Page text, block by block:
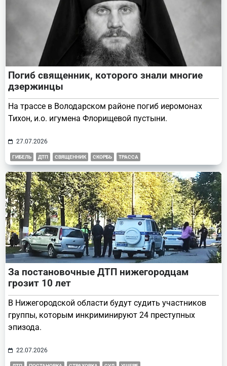
Погиб священник, которого знали многие
дзержинцы
На трассе в Володарском районе погиб иеромонах
Тихон, и.о. игумена Флорищевой пустыни.
27.07.2026
ГИБЕЛЬ ДТП СВЯЩЕННИК СКОРБЬ ТРАССА
За постановочные ДТП нижегородцам
грозит 10 лет
В Нижегородской области будут судить участников
группы, которым инкриминируют 24 преступных
эпизода.
22.07.2026